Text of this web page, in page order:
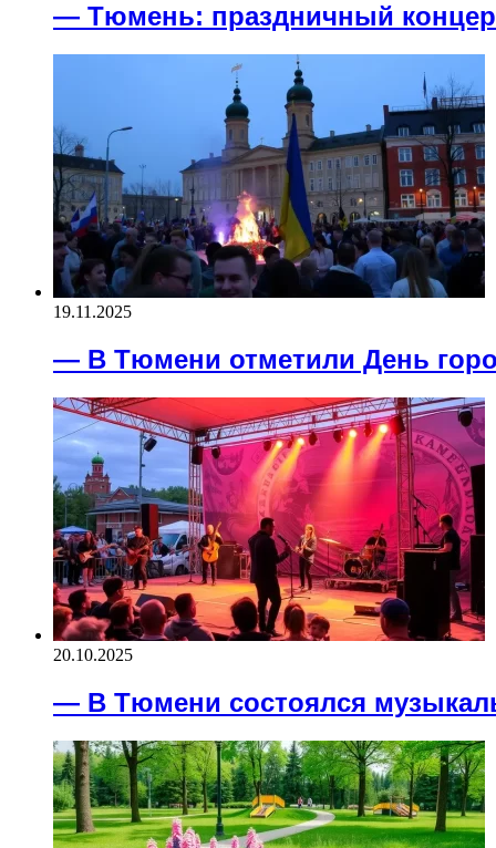
— Тюмень: праздничный
19.11.2025
— В Тюмени отметили День
20.10.2025
— В Тюмени состоялся